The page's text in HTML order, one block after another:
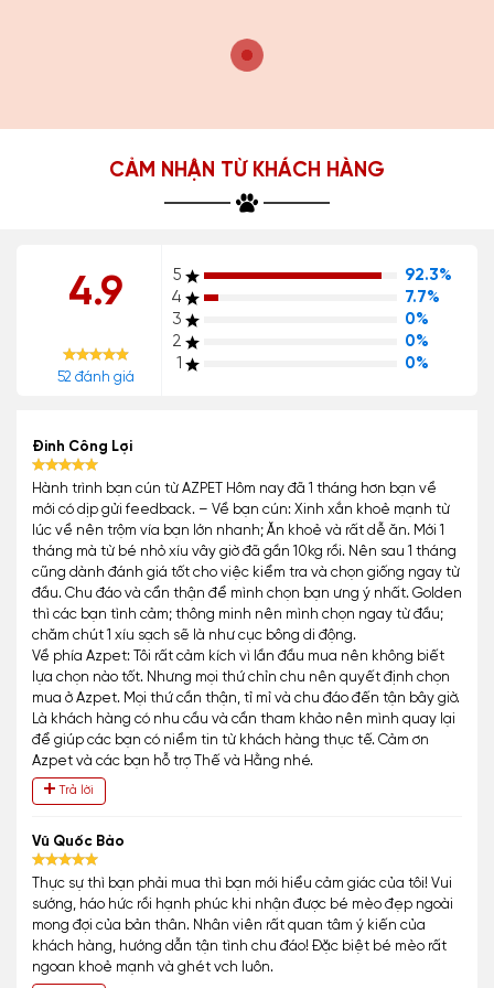
CẢM NHẬN TỪ KHÁCH HÀNG
4.9
52 đánh giá
5
92.3%
4
7.7%
3
0%
2
0%
1
0%
Đinh Công Lợi
Hành trình bạn cún từ AZPET Hôm nay đã 1 tháng hơn bạn về
mới có dịp gửi feedback. – Về bạn cún: Xinh xắn khoẻ mạnh từ
lúc về nên trộm vía bạn lớn nhanh; Ăn khoẻ và rất dễ ăn. Mới 1
tháng mà từ bé nhỏ xíu vây giờ đã gần 10kg rồi. Nên sau 1 tháng
cũng dành đánh giá tốt cho việc kiểm tra và chọn giống ngay từ
đầu. Chu đáo và cẩn thận để mình chọn bạn ưng ý nhất. Golden
thì các bạn tình cảm; thông minh nên mình chọn ngay từ đầu;
chăm chút 1 xíu sạch sẽ là như cục bông di động.
Về phía Azpet: Tôi rất cảm kích vì lần đầu mua nên không biết
lựa chọn nào tốt. Nhưng mọi thứ chỉn chu nên quyết định chọn
mua ở Azpet. Mọi thứ cần thận, tỉ mỉ và chu đáo đến tận bây giờ.
Là khách hàng có nhu cầu và cần tham khảo nên mình quay lại
để giúp các bạn có niềm tin từ khách hàng thực tế. Cảm ơn
Azpet và các bạn hỗ trợ Thế và Hằng nhé.
Trả lời
Vũ Quốc Bảo
Thực sự thì bạn phải mua thì bạn mới hiểu cảm giác của tôi! Vui
sướng, háo hức rồi hạnh phúc khi nhận được bé mèo đẹp ngoài
mong đợi của bản thân. Nhân viên rất quan tâm ý kiến của
khách hàng, hướng dẫn tận tình chu đáo! Đặc biệt bé mèo rất
ngoan khoẻ mạnh và ghét vch luôn.